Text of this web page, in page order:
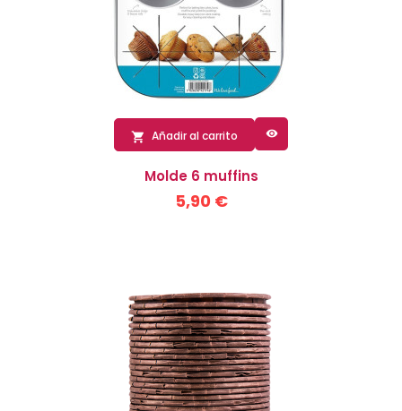
 Añadir al carrito 
Molde 6 muffins
5,90 €